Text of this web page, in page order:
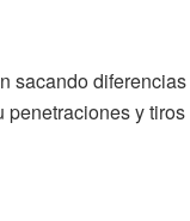
sacando diferencias
penetraciones y tiros